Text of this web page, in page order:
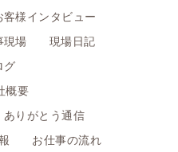
客様インタビュー
現場
現場日記
グ
概要
ありがとう通信
お仕事の流れ